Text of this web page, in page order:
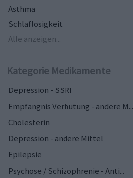
Asthma
Schlaflosigkeit
Alle anzeigen...
Kategorie Medikamente
Depression - SSRI
Empfängnis Verhütung - andere M...
Cholesterin
Depression - andere Mittel
Epilepsie
Psychose / Schizophrenie - Anti...